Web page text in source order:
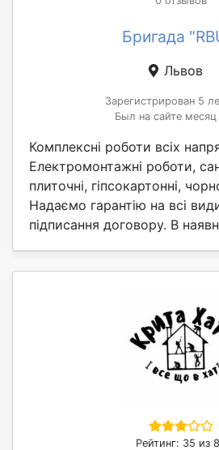
Бригада
Львов
Зарегистрирован 5
Был на сайте месяц
Комплексні роботи всіх
Електромонтажні роботи,
плиточні, гіпсокартонні,
Надаємо гарантію на всі
підписання договору. В
Рейтинг: 35 из